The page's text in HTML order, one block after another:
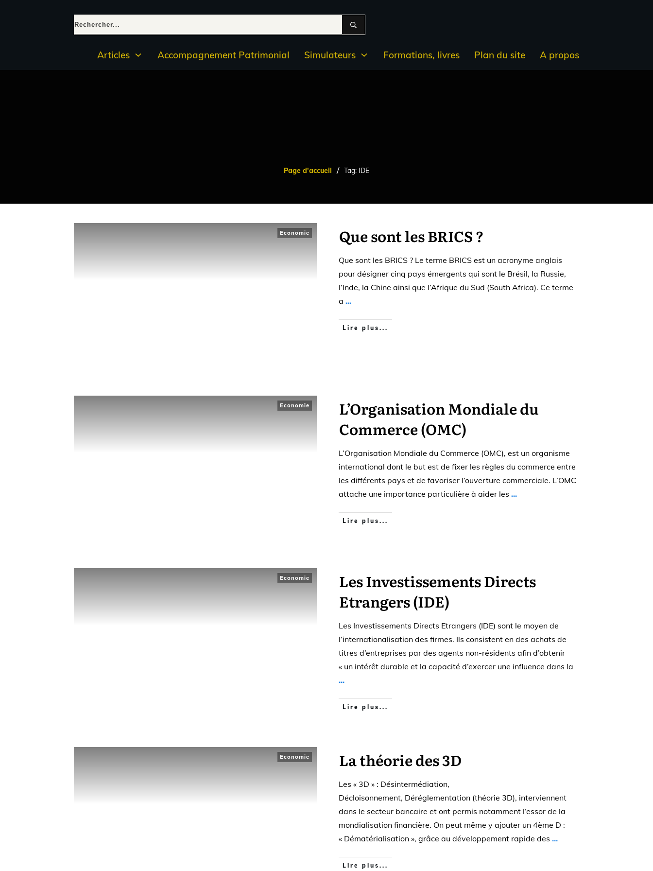
Articles Accompagnement Patrimonial Simulateurs Formations, livres Plan du site A propos
Page d'accueil / Tag: IDE
Economie Que sont les BRICS ?
Que sont les BRICS ? Le terme BRICS est un acronyme anglais
pour désigner cinq pays émergents qui sont le Brésil, la Russie,
l’Inde, la Chine ainsi que l’Afrique du Sud (South Africa). Ce terme
a ...
Lire plus...
Economie
L’Organisation Mondiale du
Commerce (OMC)
L’Organisation Mondiale du Commerce (OMC), est un organisme
international dont le but est de fixer les règles du commerce entre
les différents pays et de favoriser l’ouverture commerciale. L’OMC
attache une importance particulière à aider les ...
Lire plus...
Economie
Les Investissements Directs
Etrangers (IDE)
Les Investissements Directs Etrangers (IDE) sont le moyen de
l’internationalisation des firmes. Ils consistent en des achats de
titres d’entreprises par des agents non-résidents afin d’obtenir
« un intérêt durable et la capacité d’exercer une influence dans la
...
Lire plus...
Economie La théorie des 3D
Les « 3D » : Désintermédiation,
Décloisonnement, Déréglementation (théorie 3D), interviennent
dans le secteur bancaire et ont permis notamment l’essor de la
mondialisation financière. On peut même y ajouter un 4ème D :
« Dématérialisation », grâce au développement rapide des ...
Lire plus...